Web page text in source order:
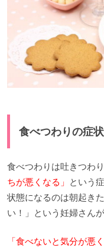
食べつわりの症状
食べつわりは吐きつわ
ちが悪くなる」 という
状態になるのは朝起き
い！」という妊婦さん
「食べないと気分が悪